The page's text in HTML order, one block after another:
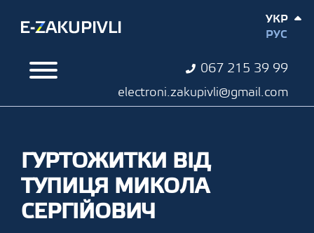
067 215 39 99
electroni.zakupivli@gmail.com
УКР
РУС
ГУРТОЖИТКИ ВІД
ТУПИЦЯ МИКОЛА
СЕРГІЙОВИЧ